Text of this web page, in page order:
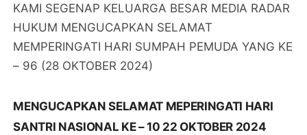
KAMI SEGENAP KELUARGA BESAR MEDIA RADAR
HUKUM MENGUCAPKAN SELAMAT
MEMPERINGATI HARI SUMPAH PEMUDA YANG KE
– 96 (28 OKTOBER 2024)
MENGUCAPKAN SELAMAT MEPERINGATI HARI
SANTRI NASIONAL KE – 10 22 OKTOBER 2024